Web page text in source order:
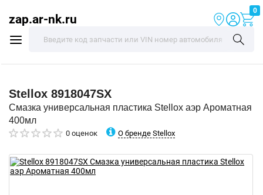
zap.ar-nk.ru
0
Stellox 8918047SX
Смазка универсальная пластика Stellox аэр Ароматная
400мл
0 оценок О бренде Stellox